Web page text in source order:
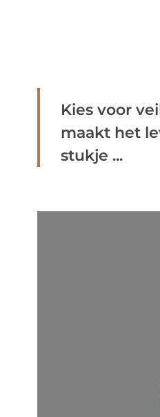
Kies voor
maakt het
stukje ...